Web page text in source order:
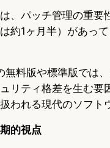
、パッチ管理の重
約1ヶ月半）があっ
無料版や標準版では
リティ格差を生む
われる現代のソフト
的視点